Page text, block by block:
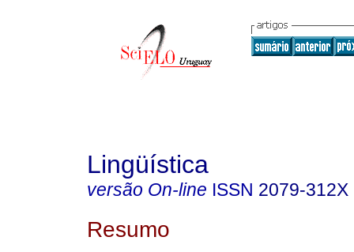
Lingüística
versão On-line ISSN 2079-312X
Resumo